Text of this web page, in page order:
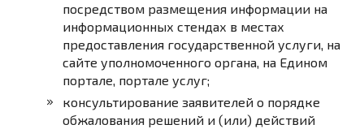
посредством размещения информации на
информационных стендах в местах
предоставления государственной услуги, на
сайте уполномоченного органа, на Едином
портале, портале услуг;
консультирование заявителей о порядке
обжалования решений и (или) действий